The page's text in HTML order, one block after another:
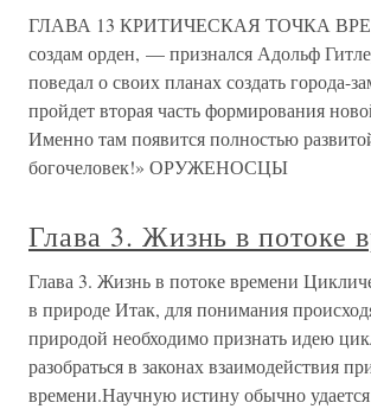
ГЛАВА 13 КРИТИЧЕСКАЯ ТОЧКА
создам орден, — признался Адольф
поведал о своих планах создать города-
пройдет вторая часть формирования
Именно там появится полностью
богочеловек!» ОРУЖЕНОСЦЫ
Глава 3. Жизнь в потоке
Глава 3. Жизнь в потоке времени
в природе Итак, для понимания
природой необходимо признать идею
разобраться в законах взаимодействия
времени.Научную истину обычно